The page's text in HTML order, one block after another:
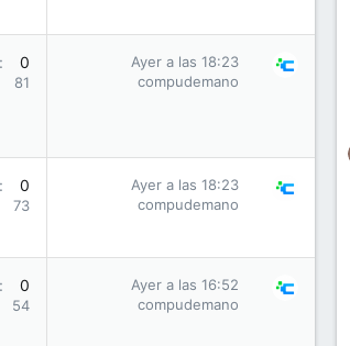
0
81
Ayer a las 18:23
compudemano
0
73
Ayer a las 18:23
compudemano
0
54
Ayer a las 16:52
compudemano